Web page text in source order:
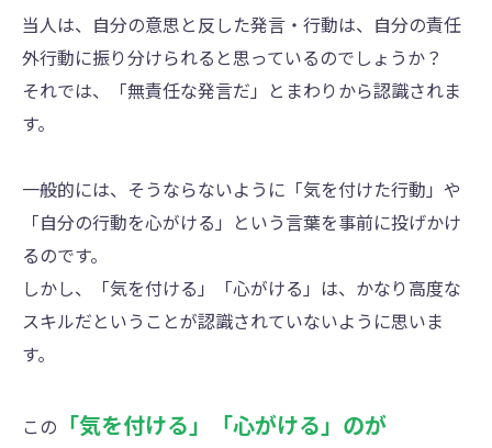
当人は、自分の意思と反した発言・行動は、自分の責任
外行動に振り分けられると思っているのでしょうか？
それでは、「無責任な発言だ」とまわりから認識されま
す。
一般的には、そうならないように「気を付けた行動」や
「自分の行動を心がける」という言葉を事前に投げかけ
るのです。
しかし、「気を付ける」「心がける」は、かなり高度な
スキルだということが認識されていないように思いま
す。
この 「気を付ける」「心がける」のが